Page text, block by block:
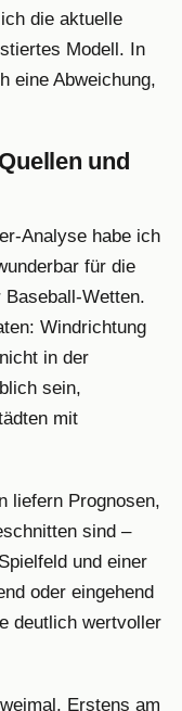
die aktuelle
Modell. In
eine Abweichung,
und
Analyse habe ich
für die
Baseball-Wetten.
Windrichtung
in der
sein,
mit
liefern Prognosen,
sind –
und einer
oder eingehend
deutlich wertvoller
Erstens am